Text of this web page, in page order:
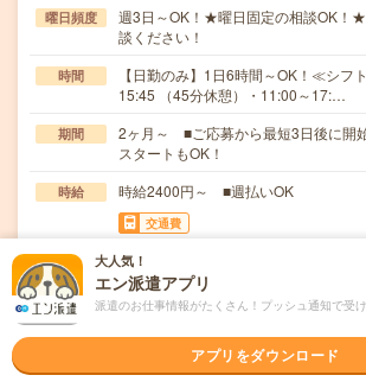
曜日頻度
週3日～OK！★曜日固定の相談OK！
談ください！
時間
【日勤のみ】1日6時間～OK！≪シフ
15:45 （45分休憩）・11:00～17:…
期間
2ヶ月～ ■ご応募から最短3日後に開
スタートもOK！
時給 時給2400円～ ■週払いOK
交通費
交通費全額支給
仕事内容
【介護施設で健康・体調管理がメイン
には…○バイタルチェック 体温・脈
職種未経験OK / ブランクOK / パソコ
大人気！
エン派遣アプリ
派遣のお仕事情報がたくさん！プッシュ通知で受
アプリをダウンロード